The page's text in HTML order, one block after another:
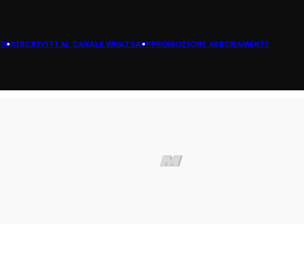
SBKISCRIVITI AL CANALE WHATSAPPPROMOZIONE ABBONAMENTI